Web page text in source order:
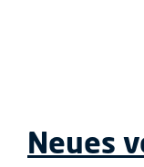
Neues